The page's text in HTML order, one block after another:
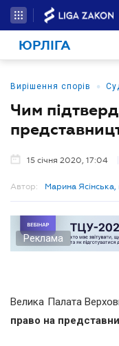
ЮРЛІГА
Вирішення спорів •
Чим
15 січня 2020, 17:04
Автор: Марина
Реклама
Велика Палата
право на